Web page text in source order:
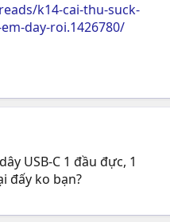
k14-cai-thu-suck-
day-roi.1426780/
USB-C 1 đầu đực, 1
đấy ko bạn?